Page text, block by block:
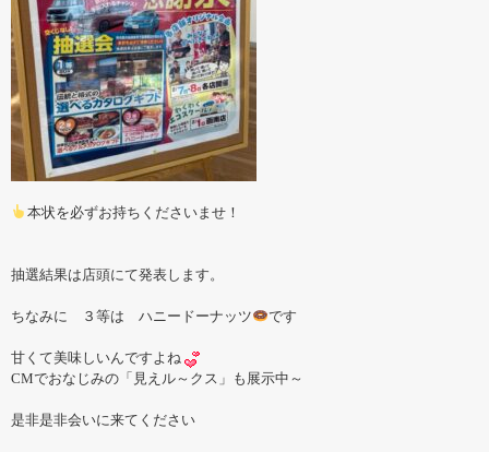
本状を必ずお持ちくださいませ！
抽選結果は店頭にて発表します。
ちなみに ３等は ハニードーナッツ です
甘くて美味しいんですよね
CMでおなじみの「見えル～クス」も展示中～
是非是非会いに来てください